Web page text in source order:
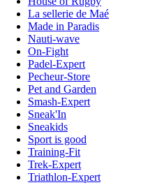
La sellerie de Maé
Made in Paradis
Nauti-wave
On-Fight
Padel-Expert
Pecheur-Store
Pet and Garden
Smash-Expert
Sneak'In
Sneakids
Sport is good
Training-Fit
Trek-Expert
Triathlon-Expert